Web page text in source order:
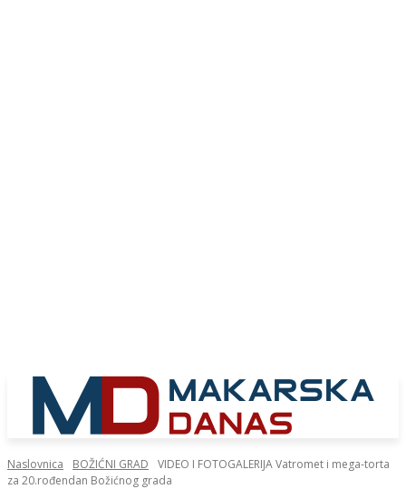
Naslovnica BOŽIĆNI GRAD
VIDEO I FOTOGALERIJA Vatromet i mega-torta
za 20.rođendan Božićnog grada